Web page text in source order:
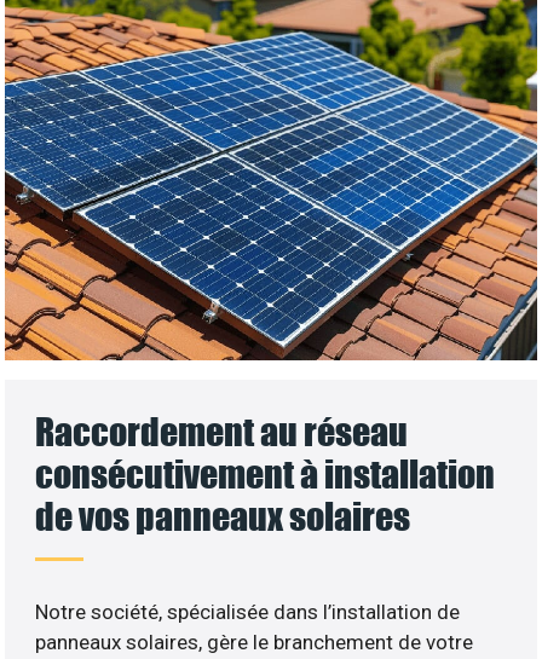
Raccordement au réseau
consécutivement à installation
de vos panneaux solaires
Notre société, spécialisée dans l’installation de
panneaux solaires, gère le branchement de votre